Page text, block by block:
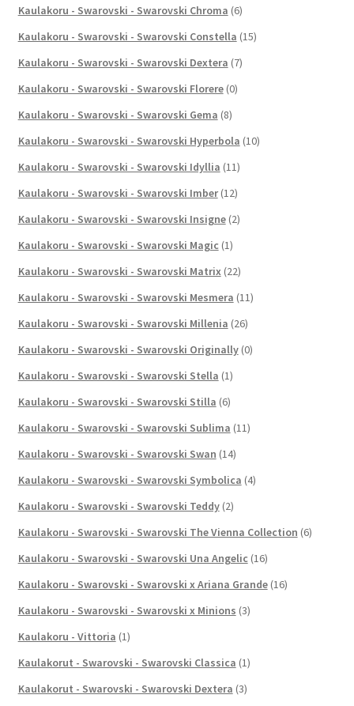
Kaulakoru - Swarovski - Swarovski Chroma (6)
Kaulakoru - Swarovski - Swarovski Constella (15)
Kaulakoru - Swarovski - Swarovski Dextera (7)
Kaulakoru - Swarovski - Swarovski Florere (0)
Kaulakoru - Swarovski - Swarovski Gema (8)
Kaulakoru - Swarovski - Swarovski Hyperbola (10)
Kaulakoru - Swarovski - Swarovski Idyllia (11)
Kaulakoru - Swarovski - Swarovski Imber (12)
Kaulakoru - Swarovski - Swarovski Insigne (2)
Kaulakoru - Swarovski - Swarovski Magic (1)
Kaulakoru - Swarovski - Swarovski Matrix (22)
Kaulakoru - Swarovski - Swarovski Mesmera (11)
Kaulakoru - Swarovski - Swarovski Millenia (26)
Kaulakoru - Swarovski - Swarovski Originally (0)
Kaulakoru - Swarovski - Swarovski Stella (1)
Kaulakoru - Swarovski - Swarovski Stilla (6)
Kaulakoru - Swarovski - Swarovski Sublima (11)
Kaulakoru - Swarovski - Swarovski Swan (14)
Kaulakoru - Swarovski - Swarovski Symbolica (4)
Kaulakoru - Swarovski - Swarovski Teddy (2)
Kaulakoru - Swarovski - Swarovski The Vienna Collection (6)
Kaulakoru - Swarovski - Swarovski Una Angelic (16)
Kaulakoru - Swarovski - Swarovski x Ariana Grande (16)
Kaulakoru - Swarovski - Swarovski x Minions (3)
Kaulakoru - Vittoria (1)
Kaulakorut - Swarovski - Swarovski Classica (1)
Kaulakorut - Swarovski - Swarovski Dextera (3)